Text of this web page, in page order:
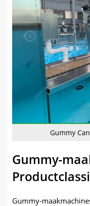
Gummy
Gummy-
Gummy-